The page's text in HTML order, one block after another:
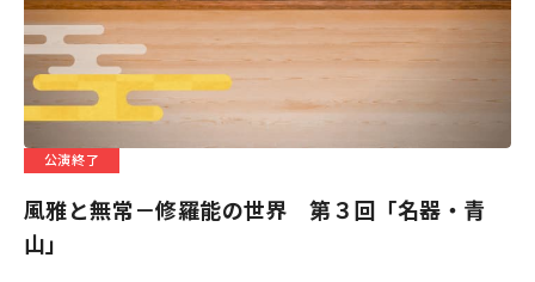
公演終了
風雅と無常－修羅能の世界 第３回「名器・青
山」